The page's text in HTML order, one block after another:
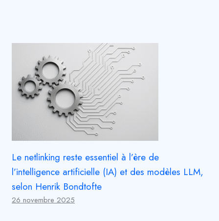
Le netlinking reste essentiel à l’ère de
l’intelligence artificielle (IA) et des modèles LLM,
selon Henrik Bondtofte
26 novembre 2025